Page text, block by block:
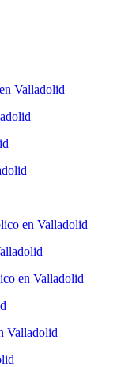
Valladolid
en Valladolid
en Valladolid
Valladolid